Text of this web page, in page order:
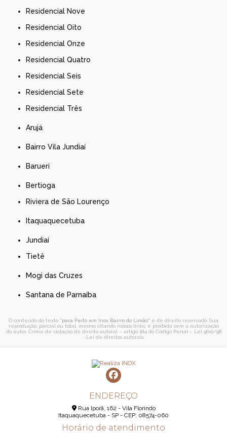
Residencial Nove
Residencial Oito
Residencial Onze
Residencial Quatro
Residencial Seis
Residencial Sete
Residencial Três
Arujá
Bairro Vila Jundiaí
Barueri
Bertioga
Riviera de São Lourenço
Itaquaquecetuba
Jundiaí
Tietê
Mogi das Cruzes
Santana de Parnaíba
O conteúdo do texto "para Peito em Inox Bairro do Limão" é de direito reservado. Sua
reprodução, parcial ou total, mesmo citando nossos links, é proibida sem a autorização
do autor. Crime de violação de direito autoral – artigo 184 do Código Penal – Lei 9610/98
- Lei de direitos autorais
ENDEREÇO
Rua Iporã, 162 - Vila Florindo
Itaquaquecetuba - SP - CEP: 08574-060
Horário de atendimento